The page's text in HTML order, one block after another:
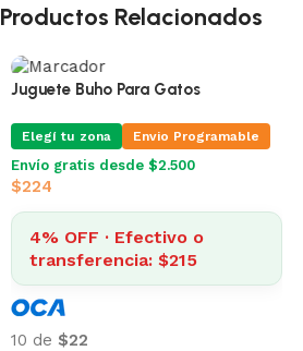
Productos Relacionados
Juguete Buho Para Gatos
Elegí tu zona Envio Programable
Envío gratis desde $2.500
$224
4% OFF · Efectivo o
transferencia: $215
10 de $22